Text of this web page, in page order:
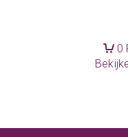
0